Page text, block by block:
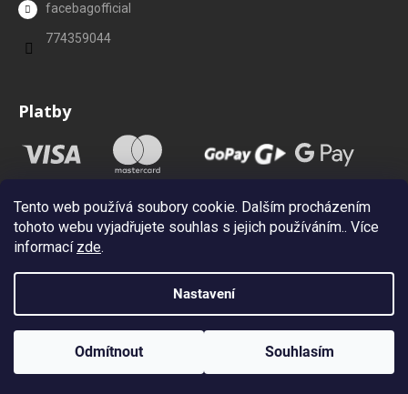
Tento web používá soubory cookie. Dalším procházením
tohoto webu vyjadřujete souhlas s jejich používáním.. Více
informací zde.
Nastavení
Odmítnout Souhlasím
facebagofficial
774359044
Platby
. Všechna práva vyhrazena.
Newsletter (Sleva 10%)